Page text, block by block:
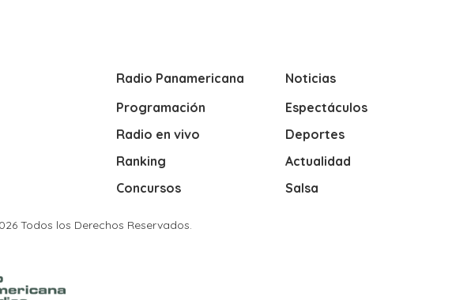
Radio Panamericana
Programación
Radio en vivo
Ranking
Concursos
Noticias
Espectáculos
Deportes
Actualidad
Salsa
Todos los Derechos Reservados.